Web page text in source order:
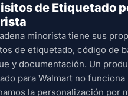
de Etiquetado
minorista tiene sus
de etiquetado, código de
y documentación. Un
para Walmart no funciona
la personalización por